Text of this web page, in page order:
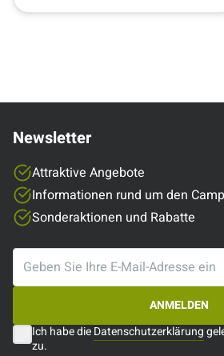
Newsletter
Attraktive Angebote
Informationen rund um den
Sonderaktionen und Rabatte
ANMELDEN
Ich habe dieDatenschutzerklärung
zu.